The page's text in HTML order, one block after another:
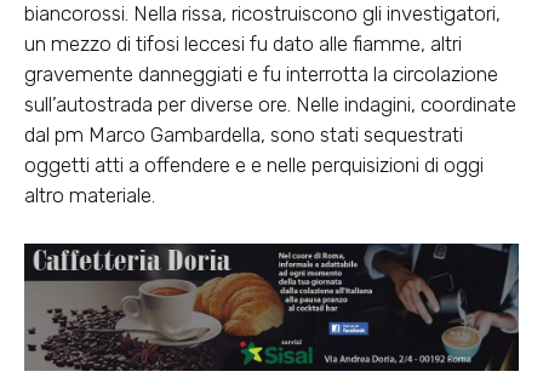
biancorossi. Nella rissa, ricostruiscono gli investigatori,
un mezzo di tifosi leccesi fu dato alle fiamme, altri
gravemente danneggiati e fu interrotta la circolazione
sull’autostrada per diverse ore. Nelle indagini, coordinate
dal pm Marco Gambardella, sono stati sequestrati
oggetti atti a offendere e e nelle perquisizioni di oggi
altro materiale.